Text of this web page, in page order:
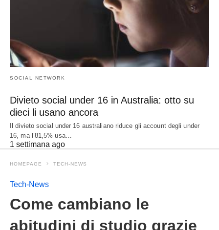
SOCIAL NETWORK
Divieto social under 16 in Australia: otto su
dieci li usano ancora
Il divieto social under 16 australiano riduce gli account degli under
16, ma l’81,5% usa…
1 settimana ago